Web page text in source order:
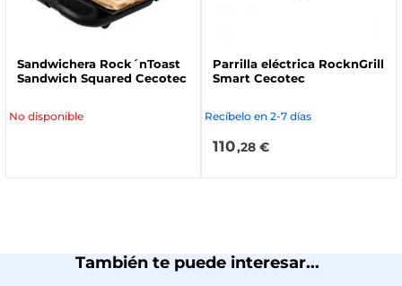
Sandwichera Rock´nToast
Sandwich Squared Cecotec
No disponible
Parrilla eléctrica RocknGrill
Smart Cecotec
Recíbelo en 2-7 días
110,28 €
También te puede interesar...